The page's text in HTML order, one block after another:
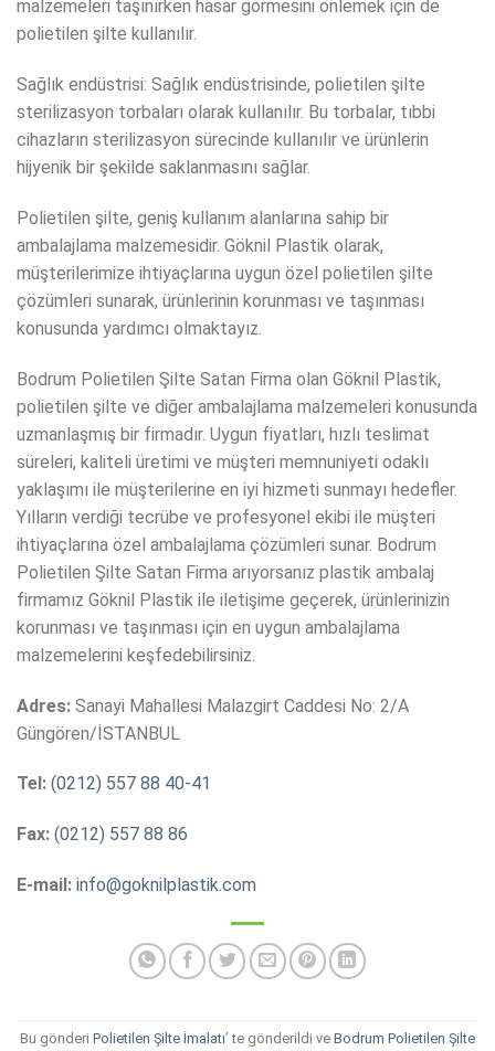
malzemeleri taşınırken hasar görmesini önlemek için de
polietilen şilte kullanılır.
Sağlık endüstrisi: Sağlık endüstrisinde, polietilen şilte
sterilizasyon torbaları olarak kullanılır. Bu torbalar, tıbbi
cihazların sterilizasyon sürecinde kullanılır ve ürünlerin
hijyenik bir şekilde saklanmasını sağlar.
Polietilen şilte, geniş kullanım alanlarına sahip bir
ambalajlama malzemesidir. Göknil Plastik olarak,
müşterilerimize ihtiyaçlarına uygun özel polietilen şilte
çözümleri sunarak, ürünlerinin korunması ve taşınması
konusunda yardımcı olmaktayız.
Bodrum Polietilen Şilte Satan Firma olan Göknil Plastik,
polietilen şilte ve diğer ambalajlama malzemeleri konusunda
uzmanlaşmış bir firmadır. Uygun fiyatları, hızlı teslimat
süreleri, kaliteli üretimi ve müşteri memnuniyeti odaklı
yaklaşımı ile müşterilerine en iyi hizmeti sunmayı hedefler.
Yılların verdiği tecrübe ve profesyonel ekibi ile müşteri
ihtiyaçlarına özel ambalajlama çözümleri sunar. Bodrum
Polietilen Şilte Satan Firma arıyorsanız plastik ambalaj
firmamız Göknil Plastik ile iletişime geçerek, ürünlerinizin
korunması ve taşınması için en uygun ambalajlama
malzemelerini keşfedebilirsiniz.
Adres: Sanayi Mahallesi Malazgirt Caddesi No: 2/A
Güngören/İSTANBUL
Tel: (0212) 557 88 40-41
Fax: (0212) 557 88 86
E-mail: info@goknilplastik.com
Bu gönderi Polietilen Şilte İmalatı’ te gönderildi ve Bodrum Polietilen Şilte